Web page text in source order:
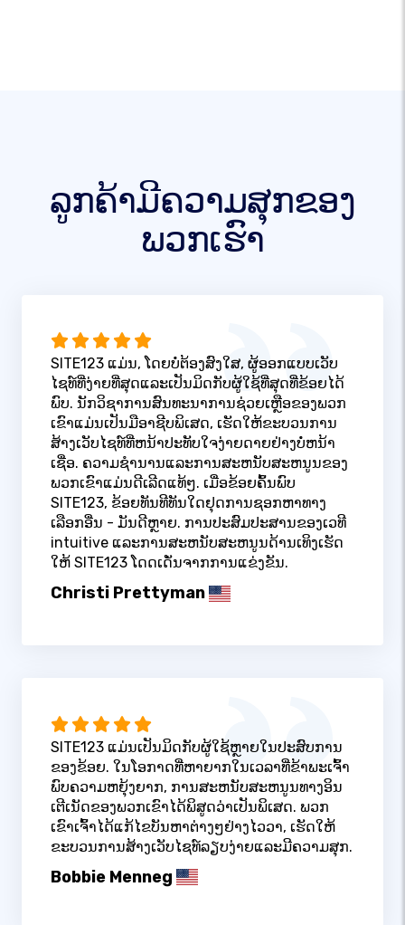
ລູກຄ້າມີຄວາມສຸກຂອງ
ພວກເຮົາ
SITE123 ແມ່ນ, ໂດຍບໍ່ຕ້ອງສົງໃສ, ຜູ້ອອກແບບເວັບ
ໄຊທ໌ທີ່ງ່າຍທີ່ສຸດແລະເປັນມິດກັບຜູ້ໃຊ້ທີ່ສຸດທີ່ຂ້ອຍໄດ້
ພົບ. ນັກວິຊາການສົນທະນາການຊ່ວຍເຫຼືອຂອງພວກ
ເຂົາແມ່ນເປັນມືອາຊີບພິເສດ, ເຮັດໃຫ້ຂະບວນການ
ສ້າງເວັບໄຊທ໌ທີ່ຫນ້າປະທັບໃຈງ່າຍດາຍຢ່າງບໍ່ຫນ້າ
ເຊື່ອ. ຄວາມຊໍານານແລະການສະຫນັບສະຫນູນຂອງ
ພວກເຂົາແມ່ນດີເລີດແທ້ໆ. ເມື່ອຂ້ອຍຄົ້ນພົບ
SITE123, ຂ້ອຍທັນທີທັນໃດຢຸດການຊອກຫາທາງ
ເລືອກອື່ນ - ມັນດີຫຼາຍ. ການປະສົມປະສານຂອງເວທີ
intuitive ແລະການສະຫນັບສະຫນູນດ້ານເທິງເຮັດ
ໃຫ້ SITE123 ໂດດເດັ່ນຈາກການແຂ່ງຂັນ.
Christi Prettyman
SITE123 ແມ່ນເປັນມິດກັບຜູ້ໃຊ້ຫຼາຍໃນປະສົບການ
ຂອງຂ້ອຍ. ໃນໂອກາດທີ່ຫາຍາກໃນເວລາທີ່ຂ້າພະເຈົ້າ
ພົບຄວາມຫຍຸ້ງຍາກ, ການສະຫນັບສະຫນູນທາງອິນ
ເຕີເນັດຂອງພວກເຂົາໄດ້ພິສູດວ່າເປັນພິເສດ. ພວກ
ເຂົາເຈົ້າໄດ້ແກ້ໄຂບັນຫາຕ່າງໆຢ່າງໄວວາ, ເຮັດໃຫ້
ຂະບວນການສ້າງເວັບໄຊທ໌ລຽບງ່າຍແລະມີຄວາມສຸກ.
Bobbie Menneg